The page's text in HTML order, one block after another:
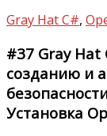
Gray Hat C#,
#37 Gray Hat
созданию и
Установка